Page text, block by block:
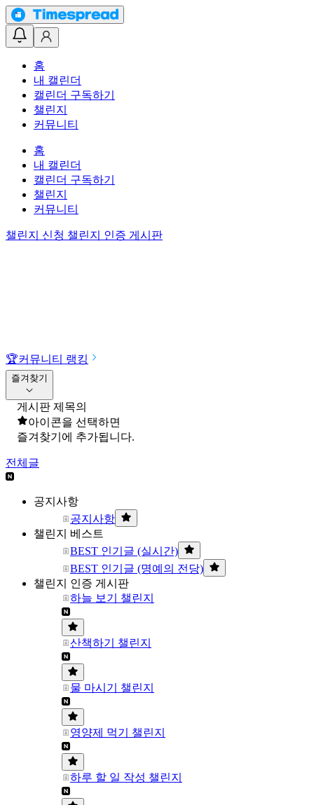
홈
내 캘린더
캘린더 구독하기
챌린지
커뮤니티
홈
내 캘린더
캘린더 구독하기
챌린지
커뮤니티
챌린지 신청 챌린지 인증 게시판
🏆커뮤니티 랭킹
즐겨찾기
게시판 제목의
아이콘을 선택하면
즐겨찾기에 추가됩니다.
전체글
공지사항
공지사항
챌린지 베스트
BEST 인기글 (실시간)
BEST 인기글 (명예의 전당)
챌린지 인증 게시판
하늘 보기 챌린지
산책하기 챌린지
물 마시기 챌린지
영양제 먹기 챌린지
하루 할 일 작성 챌린지